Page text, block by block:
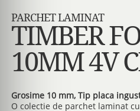
PARCHET LAMINAT
TIMBER
10MM 4V
Grosime 10 mm, Tip placa
O colectie de parchet laminat